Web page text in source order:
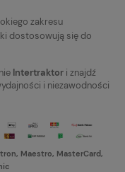
zakresu
dostosowują się do
Intertraktor i znajdź
i niezawodności
Maestro, MasterCard,